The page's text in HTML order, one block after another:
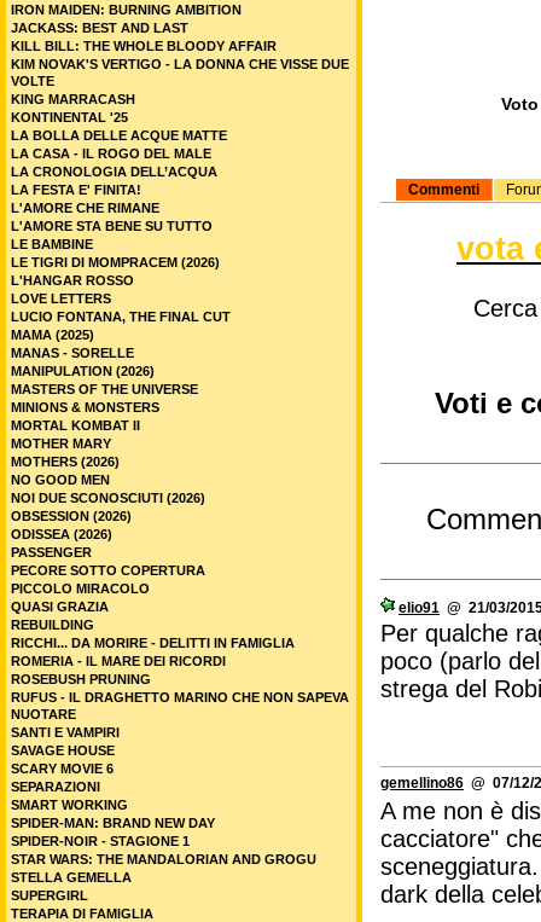
Commenti
vota
Voti e
elio91 @ 21/03/
Per qualche
poco (parlo
strega del
gemellino86 @ 07/12/
A me non è
cacciatore"
dark della
IRON MAIDEN: BURNING AMBITION
JACKASS: BEST AND LAST
KILL BILL: THE WHOLE BLOODY AFFAIR
KIM NOVAK'S VERTIGO - LA DONNA CHE VISSE DUE
VOLTE
KING MARRACASH
KONTINENTAL '25
LA BOLLA DELLE ACQUE MATTE
LA CASA - IL ROGO DEL MALE
LA CRONOLOGIA DELL’ACQUA
LA FESTA E' FINITA!
L'AMORE CHE RIMANE
L'AMORE STA BENE SU TUTTO
LE BAMBINE
LE TIGRI DI MOMPRACEM (2026)
L'HANGAR ROSSO
LOVE LETTERS
LUCIO FONTANA, THE FINAL CUT
MAMA (2025)
MANAS - SORELLE
MANIPULATION (2026)
MASTERS OF THE UNIVERSE
MINIONS & MONSTERS
MORTAL KOMBAT II
MOTHER MARY
MOTHERS (2026)
NO GOOD MEN
NOI DUE SCONOSCIUTI (2026)
OBSESSION (2026)
ODISSEA (2026)
PASSENGER
PECORE SOTTO COPERTURA
PICCOLO MIRACOLO
QUASI GRAZIA
REBUILDING
RICCHI... DA MORIRE - DELITTI IN FAMIGLIA
ROMERIA - IL MARE DEI RICORDI
ROSEBUSH PRUNING
RUFUS - IL DRAGHETTO MARINO CHE NON SAPEVA
NUOTARE
SANTI E VAMPIRI
SAVAGE HOUSE
SCARY MOVIE 6
SEPARAZIONI
SMART WORKING
SPIDER-MAN: BRAND NEW DAY
SPIDER-NOIR - STAGIONE 1
STAR WARS: THE MANDALORIAN AND GROGU
STELLA GEMELLA
SUPERGIRL
TERAPIA DI FAMIGLIA